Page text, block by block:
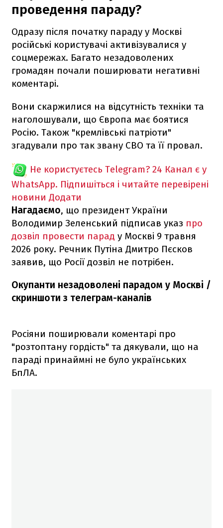
проведення параду?
Одразу після початку параду у Москві
російські користувачі активізувалися у
соцмережах. Багато незадоволених
громадян почали поширювати негативні
коментарі.
Вони скаржилися на відсутність техніки та
наголошували, що Європа має боятися
Росію. Також "кремлівські патріоти"
згадували про так звану СВО та її провал.
Не користуєтесь Telegram? 24 Канал є у
WhatsApp. Підпишіться і читайте перевірені
новини Додати
Нагадаємо, що президент України
Володимир Зеленський підписав указ про
дозвіл провести парад у Москві 9 травня
2026 року. Речник Путіна Дмитро Пєсков
заявив, що Росії дозвіл не потрібен.
Окупанти незадоволені парадом у Москві /
скриншоти з телеграм-каналів
Росіяни поширювали коментарі про
"розтоптану гордість" та дякували, що на
параді принаймні не було українських
БпЛА.